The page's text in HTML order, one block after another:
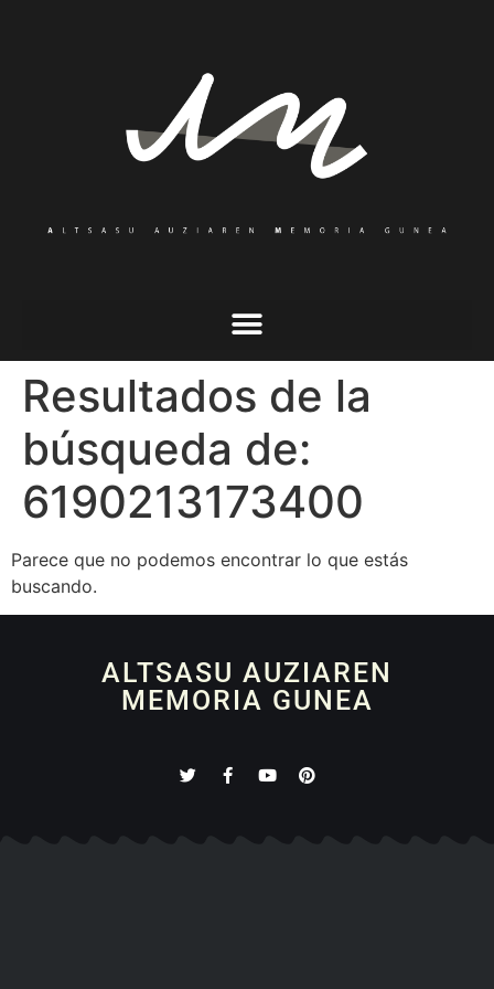
Resultados de la
búsqueda de:
6190213173400
Parece que no podemos encontrar lo que estás
buscando.
ALTSASU AUZIAREN
MEMORIA GUNEA